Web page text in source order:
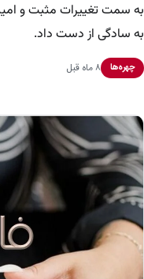
به سمت تغییرات مثبت و
به سادگی از دست داد.
چهره‌ها ۸ ماه قبل